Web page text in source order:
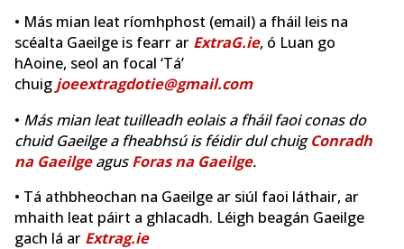
• Más mian leat ríomhphost (email) a fháil leis na
scéalta Gaeilge is fearr ar ExtraG.ie, ó Luan go
hAoine, seol an focal ‘Tá’
chuig joeextragdotie@gmail.com
• Más mian leat tuilleadh eolais a fháil faoi conas do
chuid Gaeilge a fheabhsú is féidir dul chuigConradh
na GaeilgeagusForas na Gaeilge.
• Tá athbheochan na Gaeilge ar siúl faoi láthair, ar
mhaith leat páirt a ghlacadh. Léigh beagán Gaeilge
gach lá ar Extrag.ie